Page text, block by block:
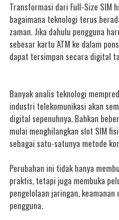
Transformasi dari Full-Size SIM
bagaimana teknologi terus
zaman. Jika dahulu pengguna
sebesar kartu ATM ke dalam
dapat tersimpan secara digital
Banyak analis teknologi
industri telekomunikasi akan
digital sepenuhnya. Bahkan
mulai menghilangkan slot SIM
sebagai satu-satunya metode
Perubahan ini tidak hanya
praktis, tetapi juga membuka
pengelolaan jaringan, keamanan
pengguna.